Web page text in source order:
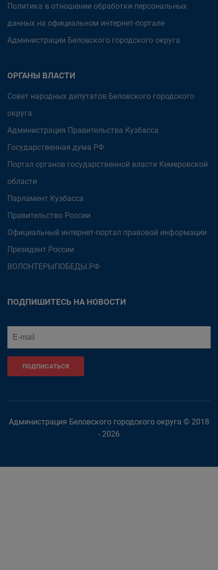
Политика в отношении обработки персональных
данных на официальном интернет-портале
Администрации Беловского городского округа
ОРГАНЫ ВЛАСТИ
Совет народных депутатов Беловского городского
округа
Администрация Правительства Кузбасса
Государственная дума РФ
Портал органов государственной власти Кемеровской
области
Парламент Кузбасса
Правительство России
Официальный интернет-портал правовой информации
Президент России
ВОЛОНТЕРЫПОБЕДЫ.РФ
ПОДПИШИТЕСЬ НА НОВОСТИ
ПОДПИСАТЬСЯ
Администрация Беловского городского округа © 2018
- 2026